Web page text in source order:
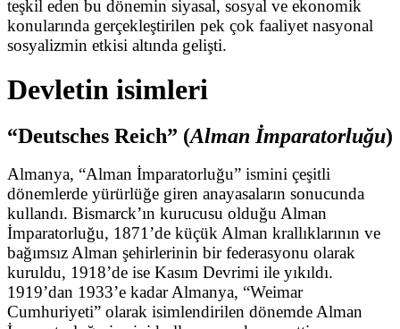
teşkil eden bu dönemin siyasal, sosyal ve ekonomik
konularında gerçekleştirilen pek çok faaliyet nasyonal
sosyalizmin etkisi altında gelişti.
Devletin isimleri
“Deutsches Reich” (Alman İmparatorluğu)
Almanya, “Alman İmparatorluğu” ismini çeşitli
dönemlerde yürürlüğe giren anayasaların sonucunda
kullandı. Bismarck’ın kurucusu olduğu Alman
İmparatorluğu, 1871’de küçük Alman krallıklarının ve
bağımsız Alman şehirlerinin bir federasyonu olarak
kuruldu, 1918’de ise Kasım Devrimi ile yıkıldı.
1919’dan 1933’e kadar Almanya, “Weimar
Cumhuriyeti” olarak isimlendirilen dönemde Alman